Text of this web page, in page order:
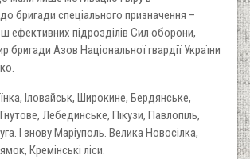
бригади спеціального призначення –
ефективних підрозділів Сил оборони,
бригади Азов Національної гвардії України
Іловайськ, Широкине, Бердянське,
Лебединське, Пікузи, Павлопіль,
І знову Маріуполь. Велика Новосілка,
Кремінські ліси.